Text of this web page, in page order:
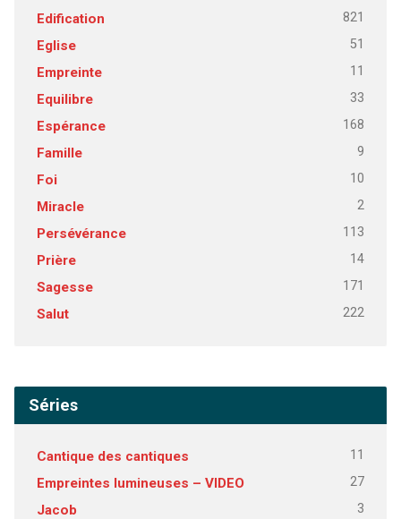
Edification 821
Eglise 51
Empreinte 11
Equilibre 33
Espérance 168
Famille 9
Foi 10
Miracle 2
Persévérance 113
Prière 14
Sagesse 171
Salut 222
Séries
Cantique des cantiques 11
Empreintes lumineuses – VIDEO 27
Jacob 3